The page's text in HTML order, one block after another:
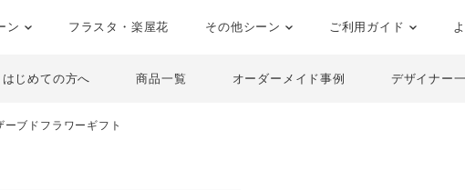
ン フラスタ・楽屋花 その他シーン ご利用ガイド
はじめての方へ 商品一覧 オーダーメイド事例 デザイナー
ーブドフラワーギフト